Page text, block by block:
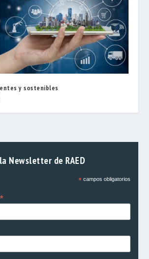
y sostenibles
Newsletter de RAED
*campos obligatorios
*